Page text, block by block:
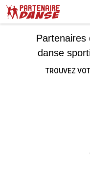
Partenaires
danse
TROUVEZ